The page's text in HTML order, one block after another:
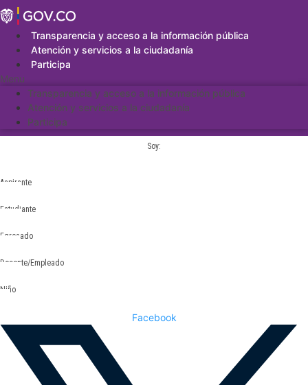
Saltar
al
contenidoTransparencia y acceso a la información pública
Atención y servicios a la ciudadanía
Participa
Menu
Transparencia y acceso a la información pública
Atención y servicios a la ciudadanía
Participa
Soy:
Aspirante
Estudiante
Egresado
Docente/Empleado
Niño
Facebook